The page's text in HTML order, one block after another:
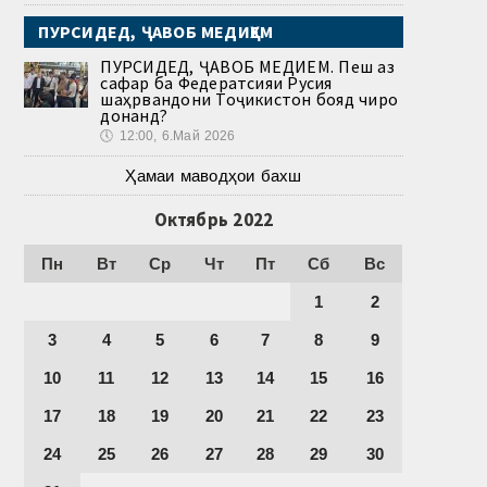
ПУРСИДЕД, ҶАВОБ МЕДИҲЕМ
ПУРСИДЕД, ҶАВОБ МЕДИҲЕМ. Пеш аз
сафар ба Федератсияи Русия
шаҳрвандони Тоҷикистон бояд чиро
донанд?
🕔 12:00, 6.Май 2026
Ҳамаи маводҳои бахш
Октябрь 2022
Пн Вт Ср Чт Пт Сб Вс
1 2
3 4 5 6 7 8 9
10 11 12 13 14 15 16
17 18 19 20 21 22 23
24 25 26 27 28 29 30